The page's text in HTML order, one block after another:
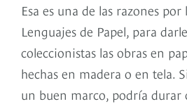
Esa es una de las razones
Lenguajes de Papel, para
coleccionistas las obras en
hechas en madera o en tela.
un buen marco, podría durar